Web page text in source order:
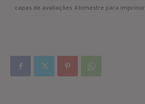
capas de avaliações 4 bimestre para imprimir